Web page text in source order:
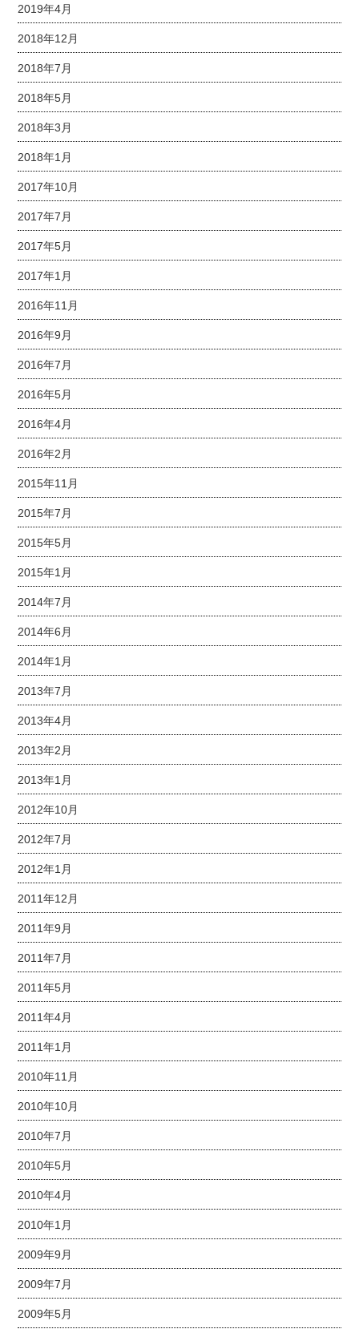
2019年4月
2018年12月
2018年7月
2018年5月
2018年3月
2018年1月
2017年10月
2017年7月
2017年5月
2017年1月
2016年11月
2016年9月
2016年7月
2016年5月
2016年4月
2016年2月
2015年11月
2015年7月
2015年5月
2015年1月
2014年7月
2014年6月
2014年1月
2013年7月
2013年4月
2013年2月
2013年1月
2012年10月
2012年7月
2012年1月
2011年12月
2011年9月
2011年7月
2011年5月
2011年4月
2011年1月
2010年11月
2010年10月
2010年7月
2010年5月
2010年4月
2010年1月
2009年9月
2009年7月
2009年5月